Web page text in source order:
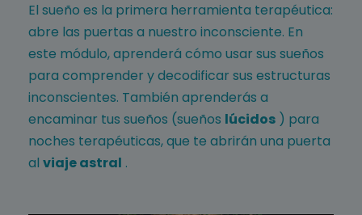
El sueño es la primera herramienta terapéutica:
abre las puertas a nuestro inconsciente. En
este módulo, aprenderá cómo usar sus sueños
para comprender y decodificar sus estructuras
inconscientes. También aprenderás a
encaminar tus sueños (sueños lúcidos ) para
noches terapéuticas, que te abrirán una puerta
al viaje astral .